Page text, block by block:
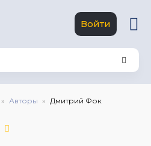
Войти
Авторы Дмитрий Фок